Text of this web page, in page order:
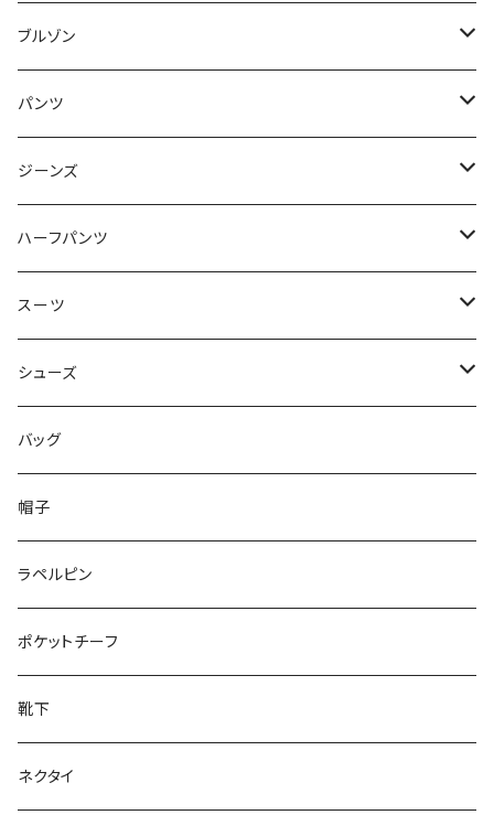
50/XL～
48/L
50/XL～
46/M
48/L
50/XL～
～44/S
46/M
48/L
50/XL～
ブルゾン
～44/S
46/M
48/L
50/XL～
パンツ
～44/S
46/M
48/L
50/XL～
ジーンズ
～44/S
46/M
48/L
50/XL～
ハーフパンツ
～44/S
46/M
48/L
50/XL～
スーツ
～44/S
46/M
48/L
50/XL～
シューズ
～25.5cm
26cm～
27cm～
28cm～
バッグ
帽子
ラペルピン
ポケットチーフ
靴下
ネクタイ